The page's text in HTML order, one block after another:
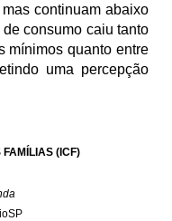
continuam abaixo
consumo caiu tanto
mínimos quanto entre
uma percepção
FAMÍLIAS (ICF)